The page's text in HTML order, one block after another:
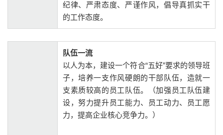
纪律、严肃态度、严谨作风，倡导真抓实干
的工作态度。
队伍一流
以人为本，建设一个符合“五好”要求的领导班
子，培养一支作风硬朗的干部队伍，造就一
支素质较高的员工队伍。（加强员工队伍建
设，努力提升员工能力、员工动力、员工愿
力，提高企业核心竞争力。）